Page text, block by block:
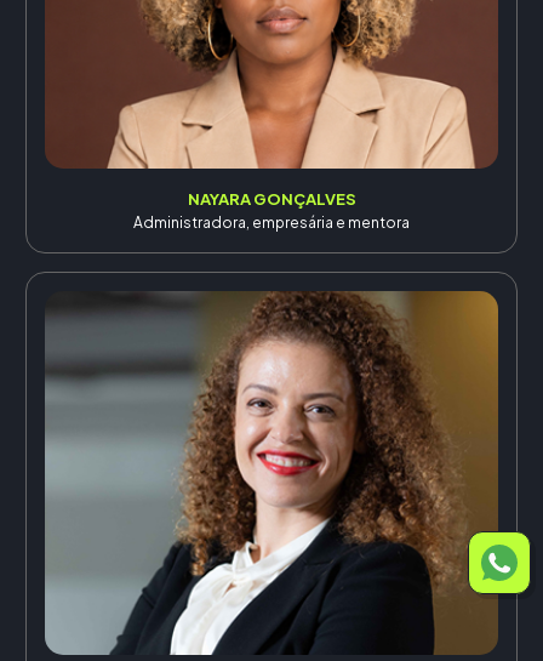
NAYARA GONÇALVES
Administradora, empresária e mentora